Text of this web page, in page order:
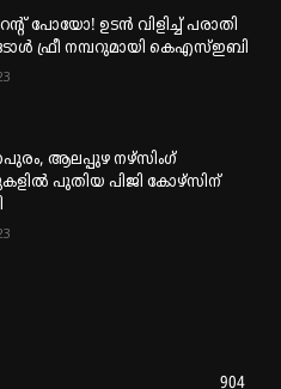
പോയോ! ഉടന്‍ വിളിച്ച് പരാതി
ഫ്രീ നമ്പറുമായി കെഎസ്ഇബി
ആലപ്പുഴ നഴ്‌സിംഗ്
പുതിയ പിജി കോഴ്‌സിന്
904